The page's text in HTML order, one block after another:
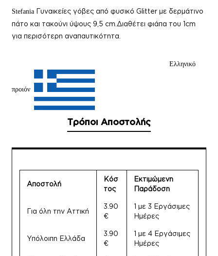
Stefania Γυναικείες γόβες από φυσικό Glitter με δερμάτινο
πάτο και τακούνι ύψους 9,5 cm.Διαθέτει φιάπα του 1cm
για περισότερη αναπαυτικότητα.
Ελληνικό
προιόν
Τρόποι Αποστολής
Αποστολή
Κόσ
τος
Εκτιμώμενη
Παράδοση
Για όλη την Αττική
3.90
€
1 με 3 Εργάσιμες
Ημέρες
Υπόλοιπη Ελλάδα
3.90
€
1 με 4 Εργάσιμες
Ημέρες